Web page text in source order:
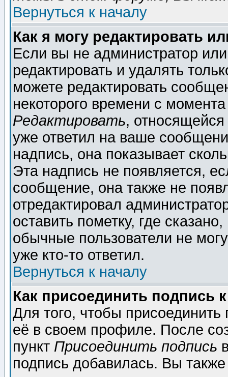
Вернуться к началу
Как я могу редактировать
Если вы не администратор
редактировать и удалять
можете редактировать
некоторого времени с
Редактировать,
уже ответил на ваше
надпись, она показывает
Эта надпись не появляется,
сообщение, она также не
отредактировал
оставить пометку, где
обычные пользователи не
уже кто-то ответил.
Вернуться к началу
Как присоединить подпись
Для того, чтобы
её в своем профиле. После
пункт Присоединить подпись
подпись добавилась. Вы